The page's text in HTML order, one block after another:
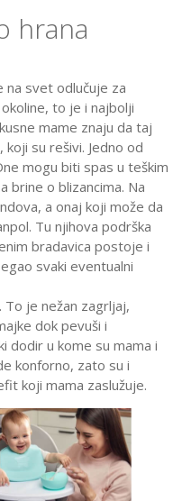
hrana
na svet odlučuje za
to je i najbolji
mame znaju da taj
su rešivi. Jedno od
mogu biti spas u teškim
brine o blizancima. Na
a onaj koji može da
Tu njihova podrška
bradavica postoje i
svaki eventualni
je nežan zagrljaj,
dok pevuši i
dodir u kome su mama i
konforno, zato su i
koji mama zaslužuje.